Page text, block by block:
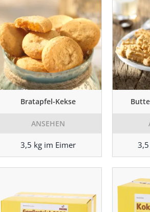
Bratapfel-Kekse
ANSEHEN
3,5 kg im Eimer